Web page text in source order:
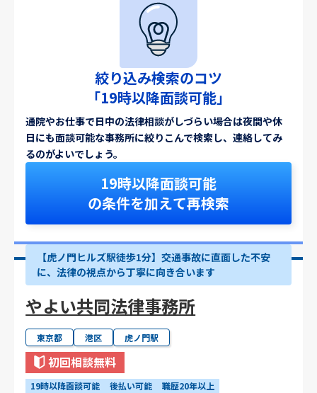
絞り込み検索のコツ
「19時以降面談可能」
通院やお仕事で日中の法律相談がしづらい場合は夜間や休
日にも面談可能な事務所に絞りこんで検索し、連絡してみ
るのがよいでしょう。
19時以降面談可能
の条件を加えて再検索
【虎ノ門ヒルズ駅徒歩1分】交通事故に直面した不安
に、法律の視点から丁寧に向き合います
やよい共同法律事務所
東京都 港区 虎ノ門駅
初回相談無料
19時以降面談可能 後払い可能
職歴20年以上